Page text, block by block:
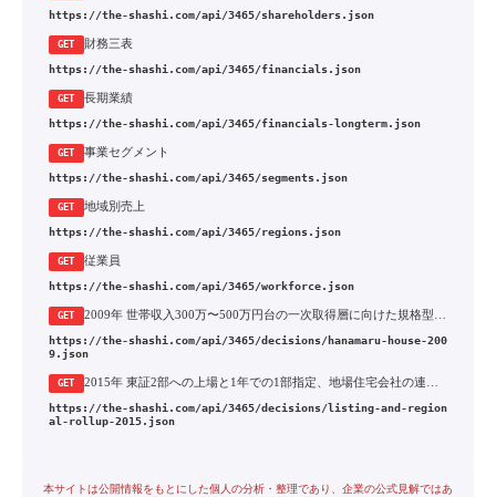
https://the-shashi.com/api/3465/shareholders.json
GET 財務三表
https://the-shashi.com/api/3465/financials.json
GET 長期業績
https://the-shashi.com/api/3465/financials-longterm.json
GET 事業セグメント
https://the-shashi.com/api/3465/segments.json
GET 地域別売上
https://the-shashi.com/api/3465/regions.json
GET 従業員
https://the-shashi.com/api/3465/workforce.json
GET
https://the-shashi.com/api/3465/decisions/hanamaru-house-200
9.json
GET
https://the-shashi.com/api/3465/decisions/listing-and-region
al-rollup-2015.json
本サイトは公開情報をもとにした個人の分析・整理であり、企業の公式見解ではあ